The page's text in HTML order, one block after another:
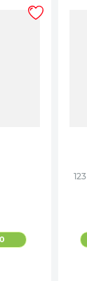
123 Fresca Blancura Maxi